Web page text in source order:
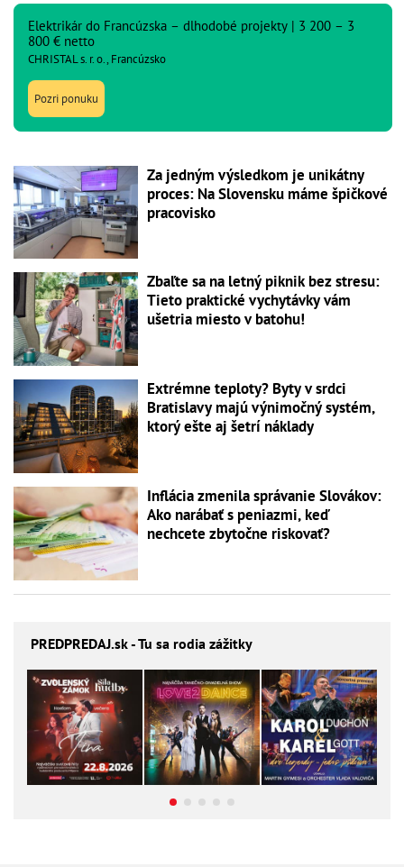
Elektrikár do Francúzska – dlhodobé projekty | 3 200 – 3
800 € netto
CHRISTAL s. r. o., Francúzsko
Pozri ponuku
Za jedným výsledkom je unikátny
proces: Na Slovensku máme špičkové
pracovisko
Zbaľte sa na letný piknik bez stresu:
Tieto praktické vychytávky vám
ušetria miesto v batohu!
Extrémne teploty? Byty v srdci
Bratislavy majú výnimočný systém,
ktorý ešte aj šetrí náklady
Inflácia zmenila správanie Slovákov:
Ako narábať s peniazmi, keď
nechcete zbytočne riskovať?
PREDPREDAJ.sk - Tu sa rodia zážitky